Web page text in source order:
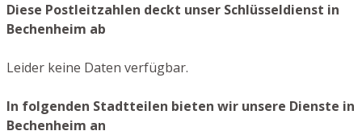
Diese Postleitzahlen deckt unser Schlüsseldienst in
Bechenheim ab
Leider keine Daten verfügbar.
In folgenden Stadtteilen bieten wir unsere Dienste in
Bechenheim an